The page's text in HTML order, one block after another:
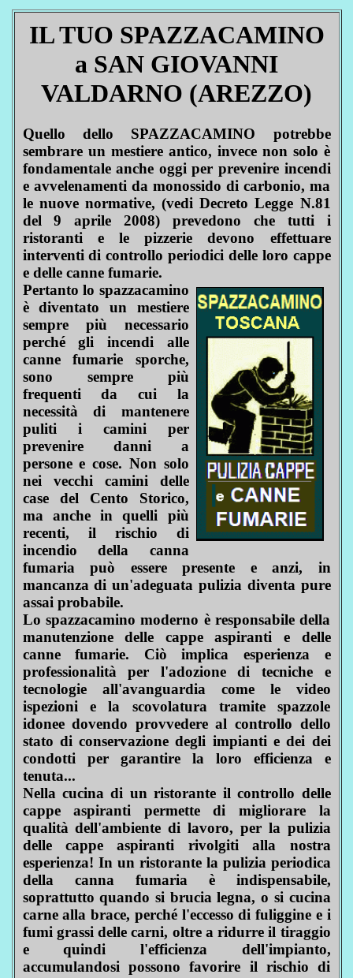
IL TUO SPAZZACAMINO
a SAN GIOVANNI
VALDARNO (AREZZO)
Quello dello SPAZZACAMINO potrebbe
sembrare un mestiere antico, invece non solo è
fondamentale anche oggi per prevenire incendi
e avvelenamenti da monossido di carbonio, ma
le nuove normative, (vedi Decreto Legge N.81
del 9 aprile 2008) prevedono che tutti i
ristoranti e le pizzerie devono effettuare
interventi di controllo periodici delle loro cappe
e delle canne fumarie.
Pertanto lo spazzacamino
è diventato un mestiere
sempre più necessario
perché gli incendi alle
canne fumarie sporche,
sono sempre più
frequenti da cui la
necessità di mantenere
puliti i camini per
prevenire danni a
persone e cose. Non solo
nei vecchi camini delle
case del Cento Storico,
ma anche in quelli più
recenti, il rischio di
incendio della canna
fumaria può essere presente e anzi, in
mancanza di un'adeguata pulizia diventa pure
assai probabile.
Lo spazzacamino moderno è responsabile della
manutenzione delle cappe aspiranti e delle
canne fumarie. Ciò implica esperienza e
professionalità per l'adozione di tecniche e
tecnologie all'avanguardia come le video
ispezioni e la scovolatura tramite spazzole
idonee dovendo provvedere al controllo dello
stato di conservazione degli impianti e dei dei
condotti per garantire la loro efficienza e
tenuta...
Nella cucina di un ristorante il controllo delle
cappe aspiranti permette di migliorare la
qualità dell'ambiente di lavoro, per la pulizia
delle cappe aspiranti rivolgiti alla nostra
esperienza! In un ristorante la pulizia periodica
della canna fumaria è indispensabile,
soprattutto quando si brucia legna, o si cucina
carne alla brace, perché l'eccesso di fuliggine e i
fumi grassi delle carni, oltre a ridurre il tiraggio
e quindi l'efficienza dell'impianto,
accumulandosi possono favorire il rischio di